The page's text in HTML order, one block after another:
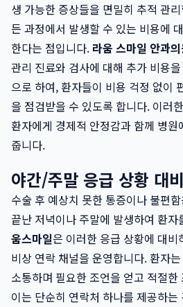
생 가능한 증상들을 면밀히 추적 관
든 과정에서 발생할 수 있는 비용에
한다는 점입니다. 라움 스마일 안과
관리 진료와 검사에 대해 추가 비용
으로 하여, 환자들이 비용 걱정 없이
을 점검받을 수 있도록 합니다. 이러한
환자에게 경제적 안정감과 함께 병
줍니다.
야간/주말 응급 상황 대
수술 후 예상치 못한 통증이나 불편
끝난 저녁이나 주말에 발생하여 환
움스마일은 이러한 응급 상황에 대
비상 연락 채널을 운영합니다. 환자
소통하며 필요한 조언을 얻고 적절
이는 단순히 연락처 하나를 제공하